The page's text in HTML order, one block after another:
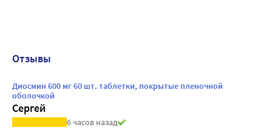
Отзывы
Диосмин 600 мг 60 шт. таблетки, покрытые пленочной
оболочкой
Сергей
6 часов назад